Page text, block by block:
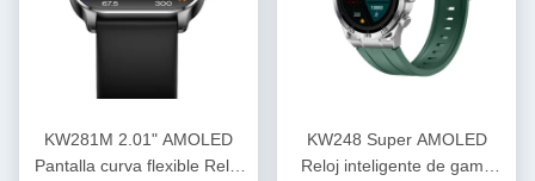
KW281M 2.01" AMOLED
Pantalla curva flexible Reloj
KW248 Super AMOLED
Reloj inteligente de gama